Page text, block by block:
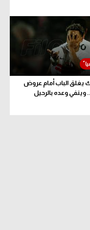
يغلق الباب أمام عروض
وينفي وعده بالرحيل